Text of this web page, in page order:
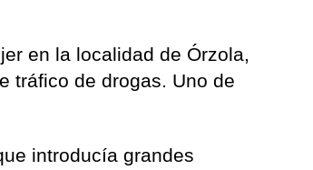
en la localidad de Órzola,
tráfico de drogas. Uno de
introducía grandes